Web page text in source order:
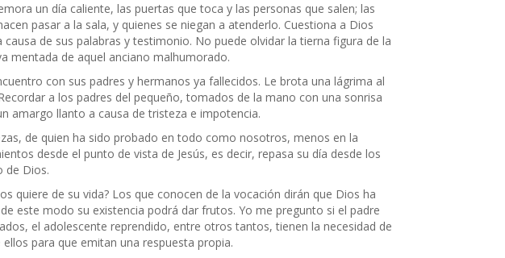
un día caliente, las puertas que toca y las personas que salen; las
pasar a la sala, y quienes se niegan a atenderlo. Cuestiona a Dios
de sus palabras y testimonio. No puede olvidar la tierna figura de la
mentada de aquel anciano malhumorado.
con sus padres y hermanos ya fallecidos. Le brota una lágrima al
a los padres del pequeño, tomados de la mano con una sonrisa
amargo llanto a causa de tristeza e impotencia.
de quien ha sido probado en todo como nosotros, menos en la
desde el punto de vista de Jesús, es decir, repasa su día desde los
de Dios.
quiere de su vida? Los que conocen de la vocación dirán que Dios ha
este modo su existencia podrá dar frutos. Yo me pregunto si el padre
el adolescente reprendido, entre otros tantos, tienen la necesidad de
para que emitan una respuesta propia.